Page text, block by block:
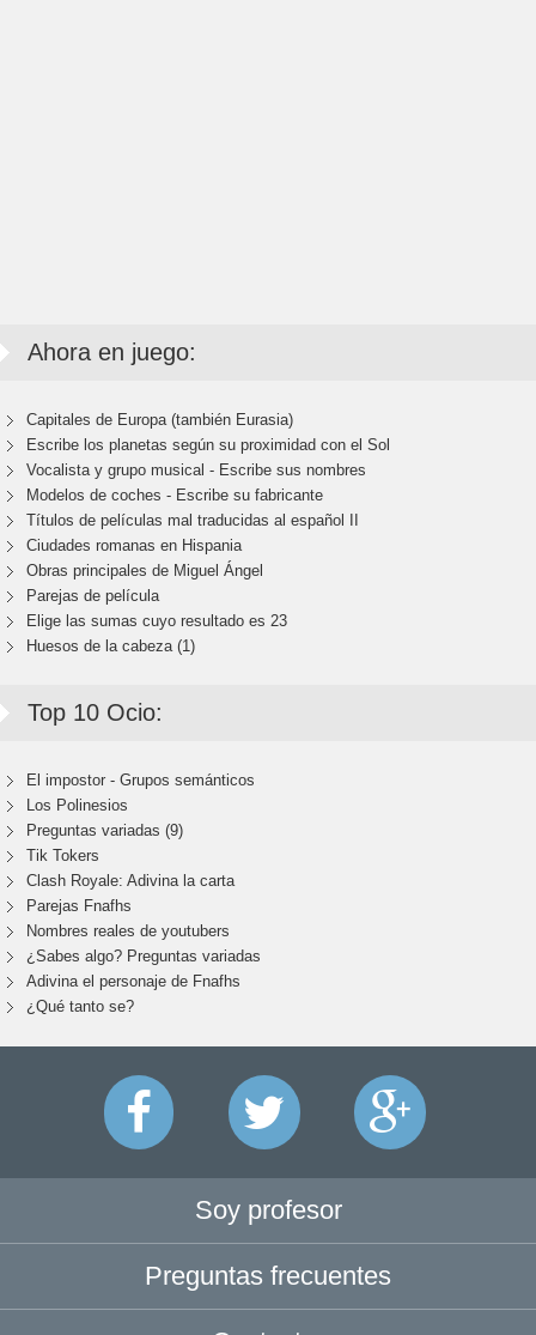
Ahora en juego:
Capitales de Europa (también Eurasia)
Escribe los planetas según su proximidad con el Sol
Vocalista y grupo musical - Escribe sus nombres
Modelos de coches - Escribe su fabricante
Títulos de películas mal traducidas al español II
Ciudades romanas en Hispania
Obras principales de Miguel Ángel
Parejas de película
Elige las sumas cuyo resultado es 23
Huesos de la cabeza (1)
Top 10 Ocio:
El impostor - Grupos semánticos
Los Polinesios
Preguntas variadas (9)
Tik Tokers
Clash Royale: Adivina la carta
Parejas Fnafhs
Nombres reales de youtubers
¿Sabes algo? Preguntas variadas
Adivina el personaje de Fnafhs
¿Qué tanto se?
Soy profesor
Preguntas frecuentes